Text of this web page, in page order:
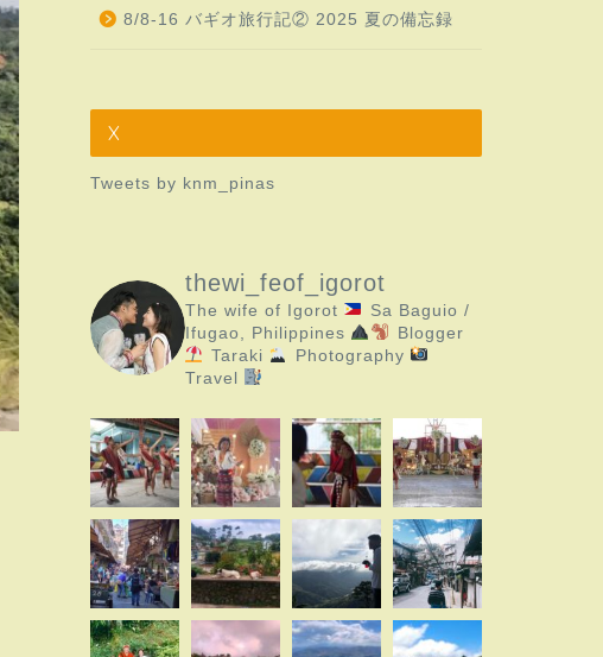
8/8-16 バギオ旅行記② 2025 夏の備忘録
X
Tweets by knm_pinas
thewi_feof_igorot
The wife of Igorot
Sa Baguio /
Ifugao, Philippines
Blogger
Taraki
Photography
Travel